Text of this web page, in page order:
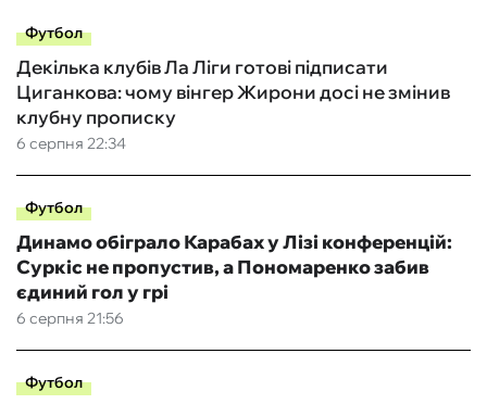
Футбол
6 серпня 22:34
Декілька клубів Ла Ліги готові підписати
Циганкова: чому вінгер Жирони досі не змінив
клубну прописку
Футбол
6 серпня 21:56
Динамо обіграло Карабах у Лізі конференцій:
Суркіс не пропустив, а Пономаренко забив
єдиний гол у грі
Футбол